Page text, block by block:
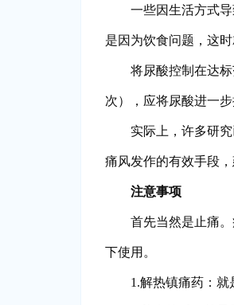
一些因生活方式
是因为饮食问题，这
将尿酸控制在达
次），应将尿酸进一步
实际上，许多研
痛风发作的有效手段
注意事项
首先当然是止痛
下使用。
1.解热镇痛药：就